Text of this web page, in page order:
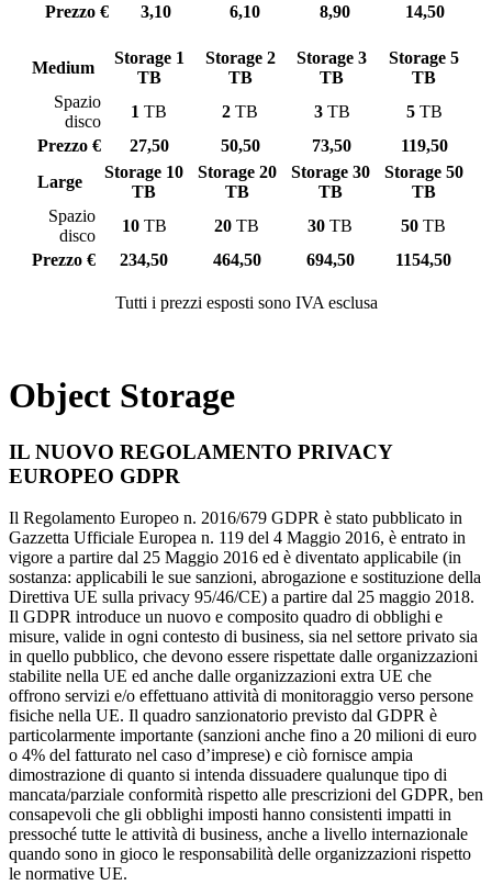
Prezzo €
3,10 6,10 8,90 14,50
Medium
Storage 1
TB
Storage 2
TB
Storage 3
TB
Storage 5
TB
Spazio
disco
1 TB 2 TB 3TB 5TB
Prezzo €
27,50 50,50 73,50
119,50
Large
Storage 10
TB
Storage 20
TB
Storage 30
TB
Storage 50
TB
Spazio
disco
10TB 20 TB 30 TB 50 TB
Prezzo €
234,50 464,50 694,50 1154,50
Tutti i prezzi esposti sono IVA esclusa
Object Storage
IL NUOVO REGOLAMENTO PRIVACY
EUROPEO GDPR
Il Regolamento Europeo n. 2016/679 GDPR è stato pubblicato in
Gazzetta Ufficiale Europea n. 119 del 4 Maggio 2016, è entrato in
vigore a partire dal 25 Maggio 2016 ed è diventato applicabile (in
sostanza: applicabili le sue sanzioni, abrogazione e sostituzione della
Direttiva UE sulla privacy 95/46/CE) a partire dal 25 maggio 2018.
Il GDPR introduce un nuovo e composito quadro di obblighi e
misure, valide in ogni contesto di business, sia nel settore privato sia
in quello pubblico, che devono essere rispettate dalle organizzazioni
stabilite nella UE ed anche dalle organizzazioni extra UE che
offrono servizi e/o effettuano attività di monitoraggio verso persone
fisiche nella UE. Il quadro sanzionatorio previsto dal GDPR è
particolarmente importante (sanzioni anche fino a 20 milioni di euro
o 4% del fatturato nel caso d’imprese) e ciò fornisce ampia
dimostrazione di quanto si intenda dissuadere qualunque tipo di
mancata/parziale conformità rispetto alle prescrizioni del GDPR, ben
consapevoli che gli obblighi imposti hanno consistenti impatti in
pressoché tutte le attività di business, anche a livello internazionale
quando sono in gioco le responsabilità delle organizzazioni rispetto
le normative UE.